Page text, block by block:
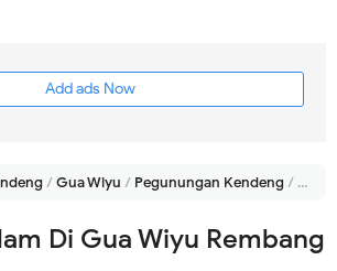
Add ads Now
/Gua Wiyu / Pegunungan Kendeng/
Di Gua Wiyu Rembang